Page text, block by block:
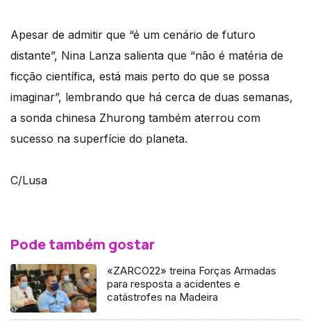
Apesar de admitir que “é um cenário de futuro
distante”, Nina Lanza salienta que “não é matéria de
ficção científica, está mais perto do que se possa
imaginar”, lembrando que há cerca de duas semanas,
a sonda chinesa Zhurong também aterrou com
sucesso na superfície do planeta.
C/Lusa
Pode também gostar
«ZARCO22» treina Forças Armadas
para resposta a acidentes e
catástrofes na Madeira